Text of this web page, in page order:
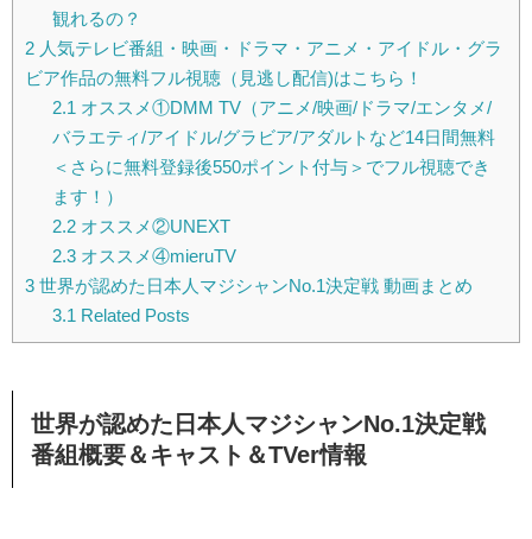
観れるの？
2 人気テレビ番組・映画・ドラマ・アニメ・アイドル・グラ
ビア作品の無料フル視聴（見逃し配信)はこちら！
2.1 オススメ①DMM TV（アニメ/映画/ドラマ/エンタメ/
バラエティ/アイドル/グラビア/アダルトなど14日間無料
＜さらに無料登録後550ポイント付与＞でフル視聴でき
ます！）
2.2オススメ②UNEXT
2.3オススメ④mieruTV
3 世界が認めた日本人マジシャンNo.1決定戦 動画まとめ
3.1 Related Posts
世界が認めた日本人マジシャンNo.1決定戦
番組概要＆キャスト＆TVer情報